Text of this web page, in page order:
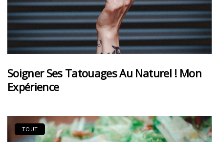
Soigner Ses Tatouages Au Naturel ! Mon
Expérience
TOUT